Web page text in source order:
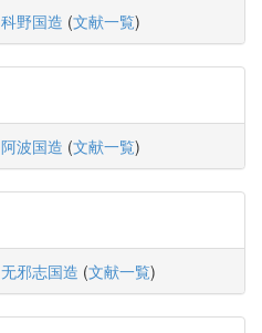
科野国造 (文献一覧)
阿波国造 (文献一覧)
无邪志国造 (文献一覧)